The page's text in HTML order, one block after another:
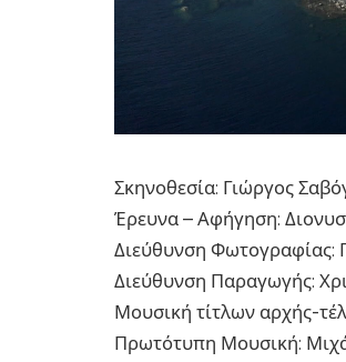
Σκηνοθεσία: Γιώργος
Έρευνα – Αφήγηση:
Διεύθυνση Φωτογραφίας:
Διεύθυνση Παραγωγής:
Μουσική τίτλων αρχής-
Πρωτότυπη Μουσική: